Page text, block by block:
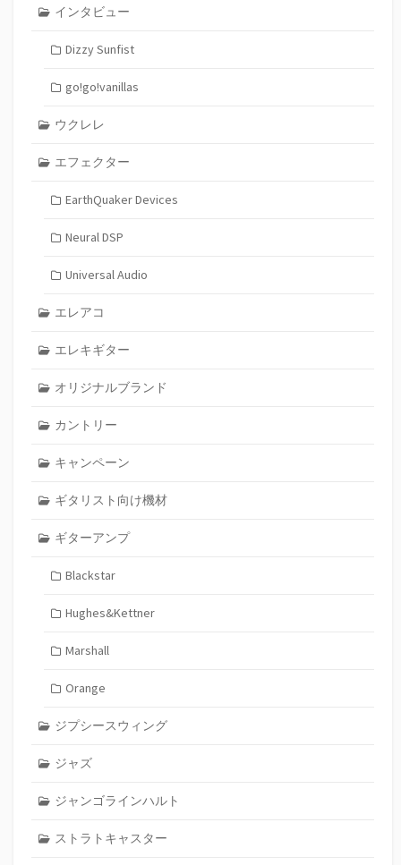
インタビュー
Dizzy Sunfist
go!go!vanillas
ウクレレ
エフェクター
EarthQuaker Devices
Neural DSP
Universal Audio
エレアコ
エレキギター
オリジナルブランド
カントリー
キャンペーン
ギタリスト向け機材
ギターアンプ
Blackstar
Hughes&Kettner
Marshall
Orange
ジプシースウィング
ジャズ
ジャンゴラインハルト
ストラトキャスター